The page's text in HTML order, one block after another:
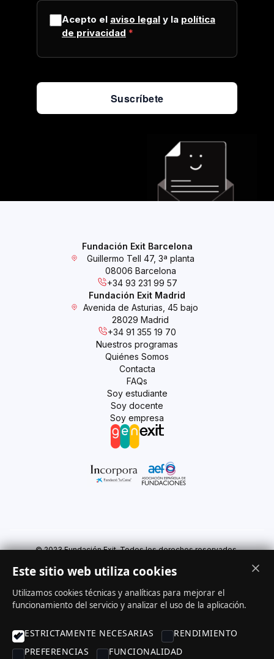
Acepto el aviso legal y la política
de privacidad
Suscríbete
Fundación Exit Barcelona
Guillermo Tell 47, 3ª planta
08006 Barcelona
+34 93 231 99 57
Fundación Exit Madrid
Avenida de Asturias, 45 bajo
28029 Madrid
+34 91 355 19 70
Nuestros programas
Quiénes Somos
Contacta
FAQs
Soy estudiante
Soy docente
Soy empresa
© 2023 Fundación Exit. Todos los derechos reservados.
Aviso legal Política de cookies Política de privacidad
Este sitio web utiliza cookies
Utilizamos cookies técnicas y analíticas para mejorar el
funcionamiento del servicio y analizar el uso de la aplicación.
ESTRICTAMENTE NECESARIAS
RENDIMIENTO
PREFERENCIAS
FUNCIONALIDAD